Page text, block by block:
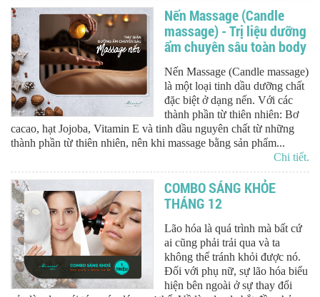
Nến Massage (Candle
massage) - Trị liệu dưỡng
ẩm chuyên sâu toàn body
Nến Massage (Candle massage)
là một loại tinh dầu dưỡng chất
đặc biệt ở dạng nến. Với các
thành phần từ thiên nhiên: Bơ
cacao, hạt Jojoba, Vitamin E và tinh dầu nguyên chất từ những
thành phần từ thiên nhiên, nên khi massage bằng sản phẩm...
Chi tiết.
COMBO SÁNG KHỎE
THÁNG 12
Lão hóa là quá trình mà bất cứ
ai cũng phải trải qua và ta
không thể tránh khỏi được nó.
Đối với phụ nữ, sự lão hóa biểu
hiện bên ngoài ở sự thay đổi